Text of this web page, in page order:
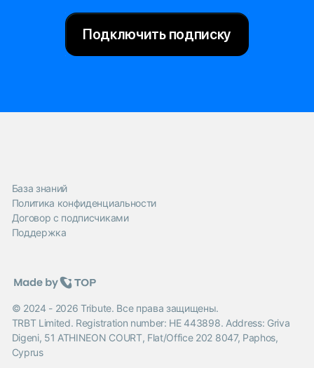
Подключить подписку
База знаний
Политика конфиденциальности
Договор с подписчиками
Поддержка
© 2024 - 2026 Tribute. Все права защищены.
TRBT Limited. Registration number: HE 443898. Address: Griva
Digeni, 51 ATHINEON COURT, Flat/Office 202 8047, Paphos,
Cyprus